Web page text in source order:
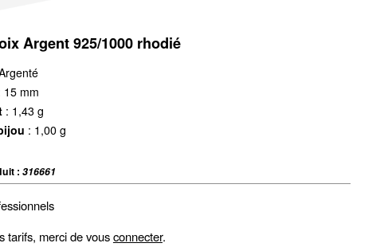
Argent 925/1000 rhodié
mm
: 1,43 g
: 1,00 g
: 316661
tarifs, merci de vousconnecter.